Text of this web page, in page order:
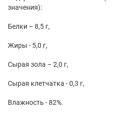
значения):
Белки – 8,5 г,
Жиры - 5,0 г,
Сырая зола – 2,0 г,
Сырая клетчатка - 0,3 г,
Влажность - 82%.